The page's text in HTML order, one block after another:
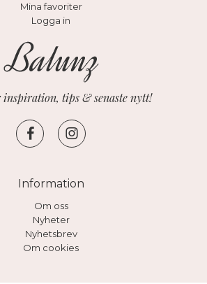
Mina favoriter
Logga in
inspiration, tips & senaste nytt!
Information
Om oss
Nyheter
Nyhetsbrev
Om cookies